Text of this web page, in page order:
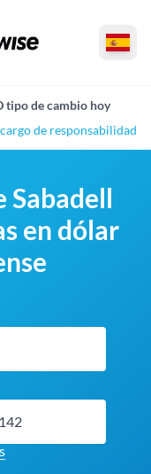
tipo de cambio hoy
de responsabilidad
Sabadell
en dólar